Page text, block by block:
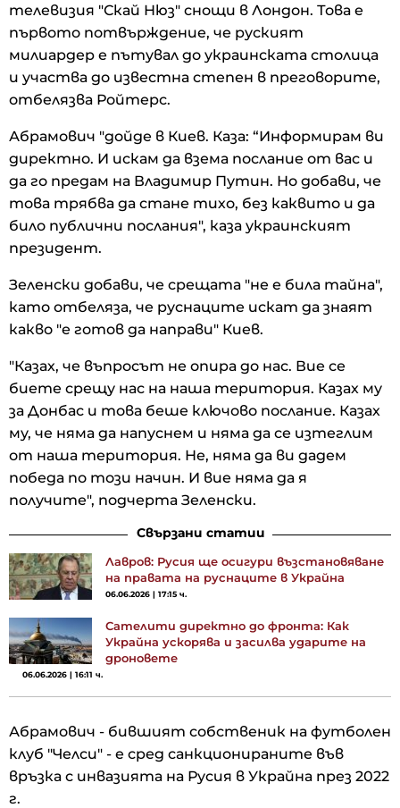
телевизия "Скай Нюз" снощи в Лондон. Това е
първото потвърждение, че руският
милиардер е пътувал до украинската столица
и участва до известна степен в преговорите,
отбелязва Ройтерс.
Абрамович "дойде в Киев. Каза: “Информирам ви
директно. И искам да взема послание от вас и
да го предам на Владимир Путин. Но добави, че
това трябва да стане тихо, без каквито и да
било публични послания", каза украинският
президент.
Зеленски добави, че срещата "не е била тайна",
като отбеляза, че руснаците искат да знаят
какво "е готов да направи" Киев.
"Казах, че въпросът не опира до нас. Вие се
биете срещу нас на наша територия. Казах му
за Донбас и това беше ключово послание. Казах
му, че няма да напуснем и няма да се изтеглим
от наша територия. Не, няма да ви дадем
победа по този начин. И вие няма да я
получите", подчерта Зеленски.
Свързани статии
Лавров: Русия ще осигури възстановяване
на правата на руснаците в Украйна
06.06.2026 | 17:15 ч.
Сателити директно до фронта: Как
Украйна ускорява и засилва ударите на
дроновете
06.06.2026 | 16:11 ч.
Абрамович - бившият собственик на футболен
клуб "Челси" - е сред санкционираните във
връзка с инвазията на Русия в Украйна през 2022
г.